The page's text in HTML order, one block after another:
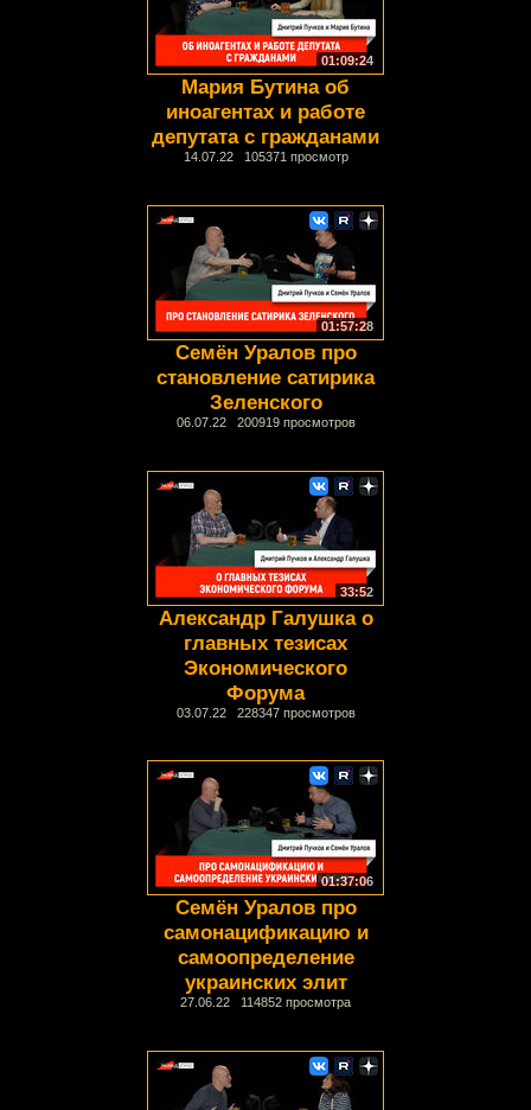
01:09:24
Мария Бутина об
иноагентах и работе
депутата с гражданами
14.07.22 105371 просмотр
01:57:28
Семён Уралов про
становление сатирика
Зеленского
06.07.22 200919 просмотров
33:52
Александр Галушка о
главных тезисах
Экономического
Форума
03.07.22 228347 просмотров
01:37:06
Семён Уралов про
самонацификацию и
самоопределение
украинских элит
27.06.22 114852 просмотра